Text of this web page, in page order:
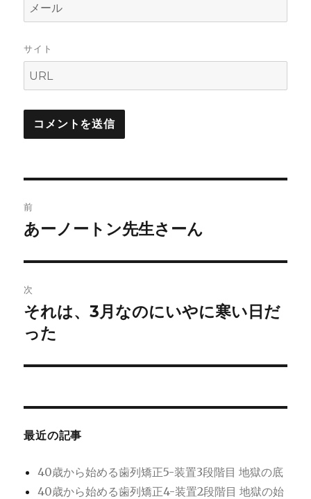
サイト
稿
ビ
ゲ
ー
シ
ン
前
前
投
稿:
あーノートン先生さーん
次
次
の
稿:
それは、3月なのにいやに寒い日だ
った
最近の記事
40歳から始める歯列矯正5-装置3段階目 地獄の底
40歳から始める歯列矯正4-装置2段階目 地獄の始